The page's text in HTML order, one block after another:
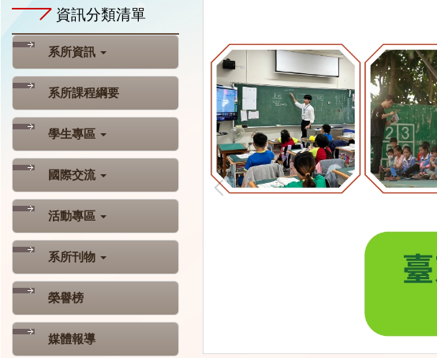
資訊分類清單
系所資訊
系所課程綱要
學生專區
國際交流
活動專區
系所刊物
榮譽榜
媒體報導